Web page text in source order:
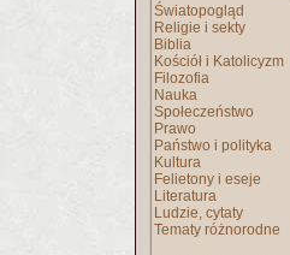
Światopogląd
Religie i sekty
Biblia
Kościół i Katolicyzm
Filozofia
Nauka
Społeczeństwo
Prawo
Państwo i polityka
Kultura
Felietony i eseje
Literatura
Ludzie, cytaty
Tematy różnorodne